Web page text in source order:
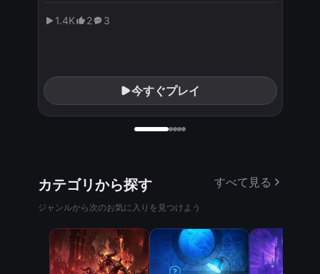
crossing to raise your score.
1.4K 2 3
今すぐプレイ
カテゴリから探す
ジャンルから次のお気に入りを見つけよう
すべて見る